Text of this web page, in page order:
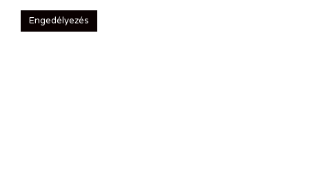
Engedélyezés